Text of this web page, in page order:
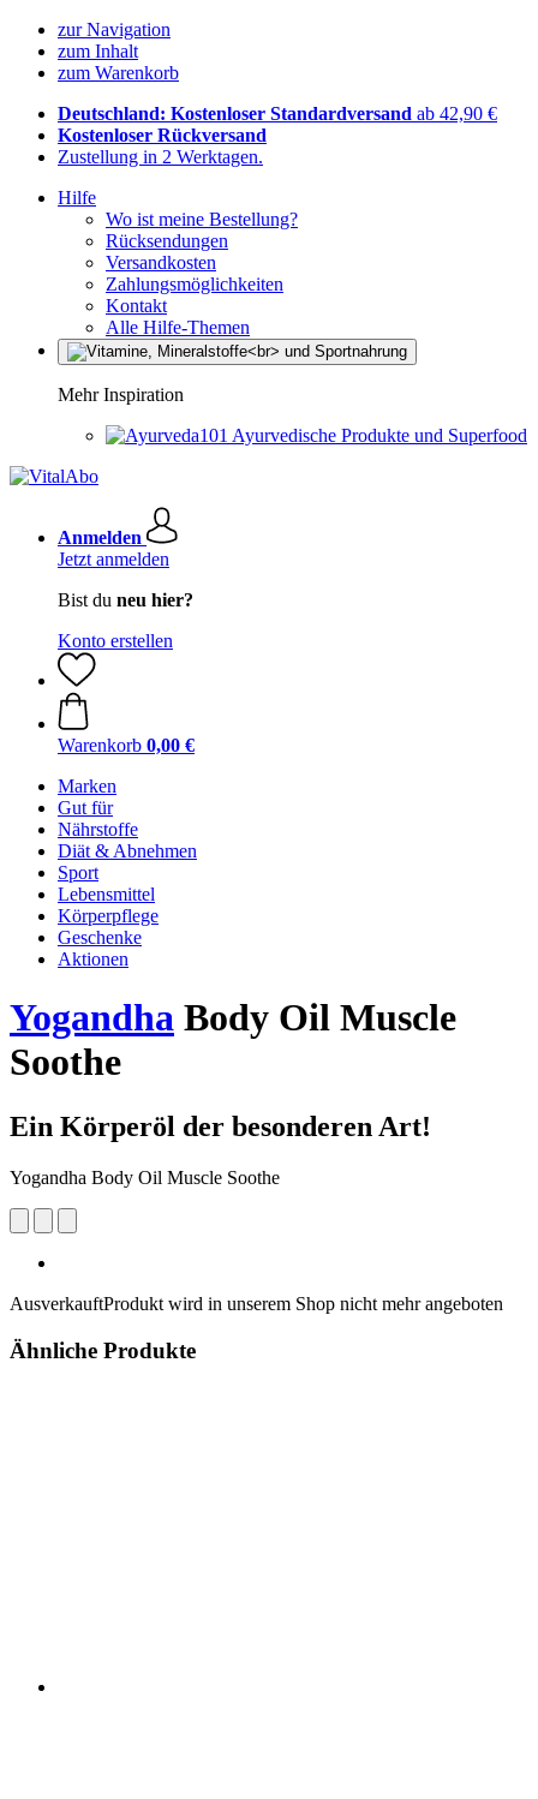
zur Navigation
zum Inhalt
zum Warenkorb
Deutschland: Kostenloser Standardversand ab 42,90 €
Kostenloser Rückversand
Zustellung in 2 Werktagen.
Hilfe
Wo ist meine Bestellung?
Rücksendungen
Versandkosten
Zahlungsmöglichkeiten
Kontakt
Alle Hilfe-Themen
Mehr Inspiration
Ayurvedische Produkte und Superfood
Anmelden
Jetzt anmelden
Bist du neu hier?
Konto erstellen
Warenkorb 0,00 €
Marken
Gut für
Nährstoffe
Diät & Abnehmen
Sport
Lebensmittel
Körperpflege
Geschenke
Aktionen
Yogandha Body Oil Muscle
Soothe
Ein Körperöl der besonderen Art!
Yogandha Body Oil Muscle Soothe
AusverkauftProdukt wird in unserem Shop nicht mehr angeboten
Ähnliche Produkte